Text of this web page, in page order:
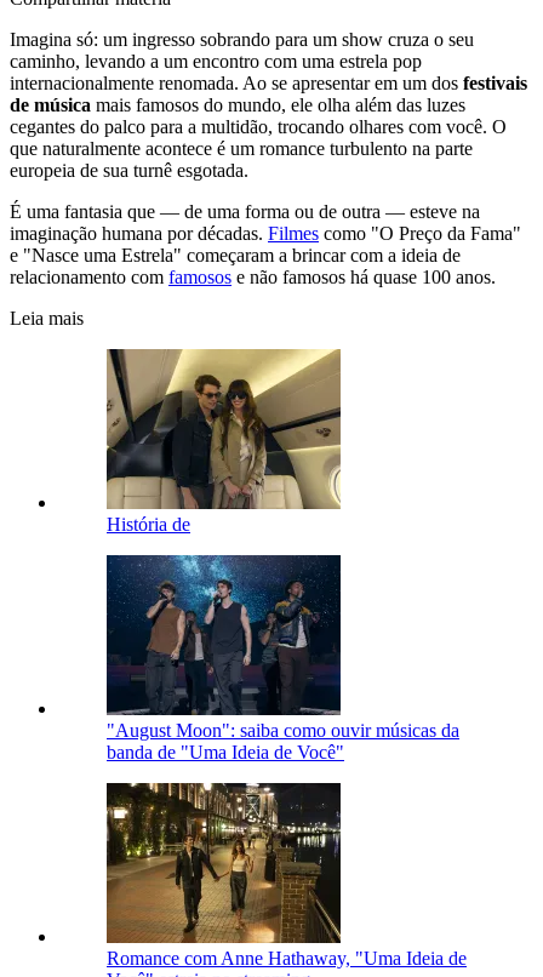
Imagina só: um ingresso sobrando para um show cruza o seu
caminho, levando a um encontro com uma estrela pop
internacionalmente renomada. Ao se apresentar em um dos festivais
de música mais famosos do mundo, ele olha além das luzes
cegantes do palco para a multidão, trocando olhares com você. O
que naturalmente acontece é um romance turbulento na parte
europeia de sua turnê esgotada.
É uma fantasia que — de uma forma ou de outra — esteve na
imaginação humana por décadas. Filmes como "O Preço da Fama"
e "Nasce uma Estrela" começaram a brincar com a ideia de
relacionamento com famosos e não famosos há quase 100 anos.
Leia mais
História de
"August Moon": saiba como ouvir músicas da
banda de "Uma Ideia de Você"
Romance com Anne Hathaway, "Uma Ideia de